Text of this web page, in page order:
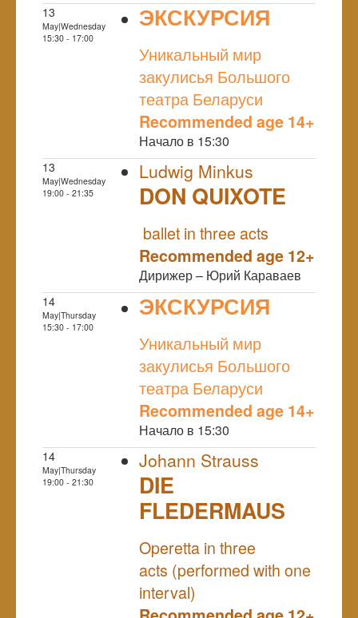
13
May|Wednesday
15:30 - 17:00
ЭКСКУРСИЯ
Уникальный мир
закулисья Большого
театра Беларуси
Recommended age 14+
Начало в 15:30
13
May|Wednesday
19:00 - 21:35
Ludwig Minkus
DON QUIXOTE
ballet in three acts
Recommended age 12+
Дирижер – Юрий Караваев
14
May|Thursday
15:30 - 17:00
ЭКСКУРСИЯ
Уникальный мир
закулисья Большого
театра Беларуси
Recommended age 14+
Начало в 15:30
14
May|Thursday
19:00 - 21:30
Johann Strauss
DIE
FLEDERMAUS
Operetta in three
acts (performed with one
interval)